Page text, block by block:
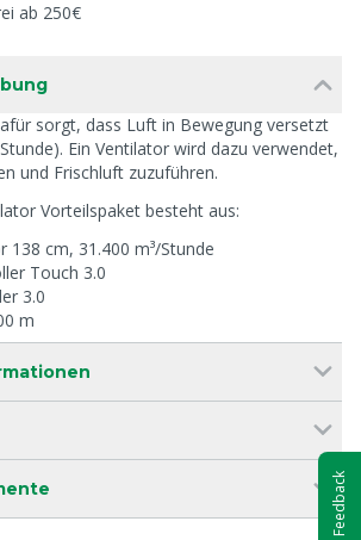
ab 250€
sorgt, dass Luft in Bewegung versetzt
Ein Ventilator wird dazu verwendet,
und Frischluft zuzuführen.
Vorteilspaket besteht aus:
138 cm, 31.400 m³/Stunde
Touch 3.0
3.0
m
Feedback